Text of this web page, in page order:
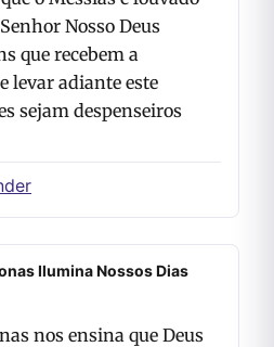
Nosso Deus
que recebem a
levar adiante este
sejam despenseiros
Ilumina Nossos Dias
nos ensina que Deus